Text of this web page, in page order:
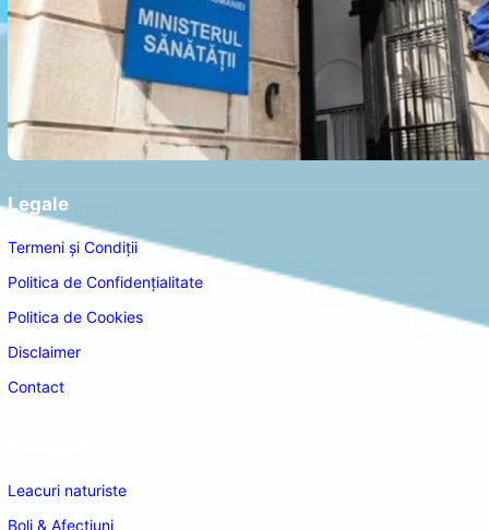
Legale
Termeni și Condiții
Politica de Confidențialitate
Politica de Cookies
Disclaimer
Contact
Leacuri naturiste
Boli & Afectiuni